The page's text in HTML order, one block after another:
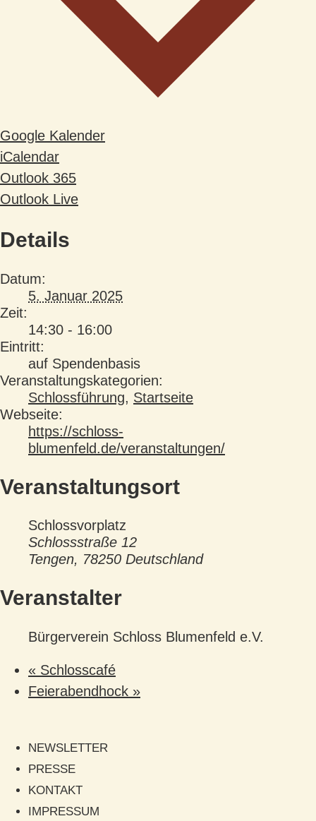
Google Kalender
iCalendar
Outlook 365
Outlook Live
Details
Datum:
5. Januar 2025
Zeit:
14:30 - 16:00
Eintritt:
auf Spendenbasis
Veranstaltungskategorien:
Schlossführung, Startseite
Webseite:
https://schloss-
blumenfeld.de/veranstaltungen/
Veranstaltungsort
Schlossvorplatz
Schlossstraße 12
Tengen, 78250 Deutschland
Veranstalter
Bürgerverein Schloss Blumenfeld e.V.
« Schlosscafé
Feierabendhock »
NEWSLETTER
PRESSE
KONTAKT
IMPRESSUM